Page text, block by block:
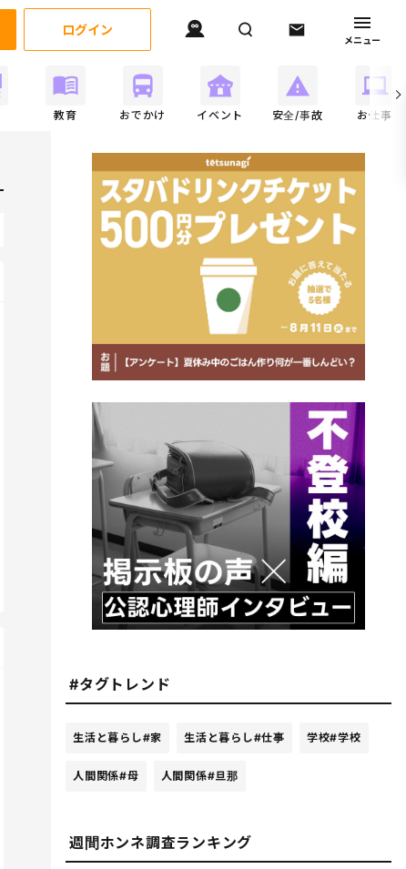
ログイン
メニュー
教育 おでかけ イベント 安全/事故 お仕事
#タグトレンド
生活と暮らし#家 生活と暮らし#仕事 学校#学校
人間関係#母 人間関係#旦那
週間ホンネ調査ランキング